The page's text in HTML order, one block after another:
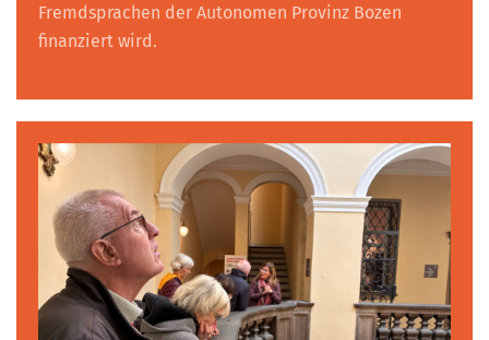
Fremdsprachen der Autonomen Provinz Bozen
finanziert wird.